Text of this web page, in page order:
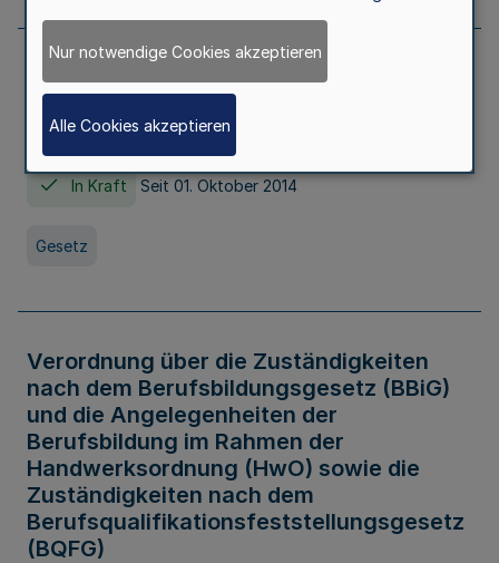
Gesetz über die Hochschulen des Landes
Nordrhein-Westfalen (Hochschulgesetz -
HG)
In Kraft Seit 01. Oktober 2014
Gesetz
Verordnung über die Zuständigkeiten
nach dem Berufsbildungsgesetz (BBiG)
und die Angelegenheiten der
Berufsbildung im Rahmen der
Handwerksordnung (HwO) sowie die
Zuständigkeiten nach dem
Berufsqualifikationsfeststellungsgesetz
(BQFG)
Nur notwendige Cookies akzeptieren
Alle Cookies akzeptieren